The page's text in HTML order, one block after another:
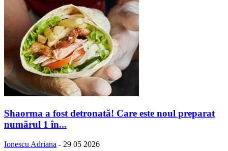
Shaorma a fost detronată! Care este noul preparat
numărul 1 în...
Ionescu Adriana - 29 05 2026